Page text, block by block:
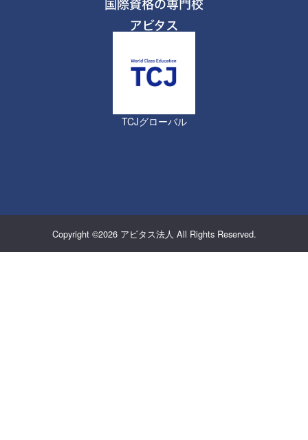
TCJグローバル
Copyright ©2026 アビタス法人 All Rights Reserved.